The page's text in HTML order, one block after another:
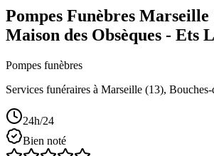
Pompes Funèbres Marseille
Maison des Obsèques - Ets
Pompes funèbres
Services funéraires à Marseille (13),
24h/24
Bien noté